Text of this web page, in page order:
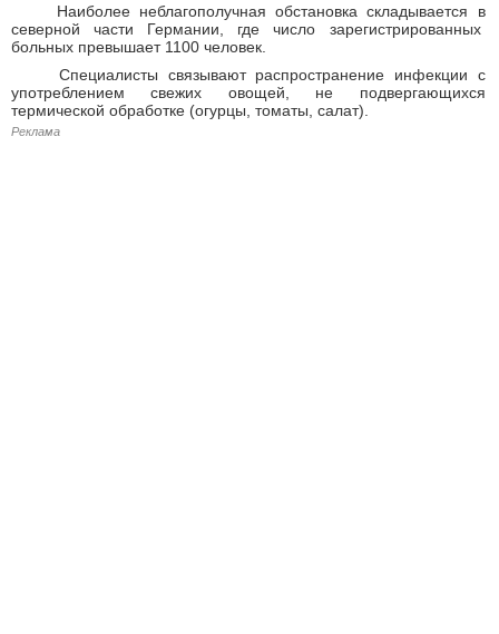
Наиболее неблагополучная обстановка складывается в
северной части Германии, где число зарегистрированных
больных превышает 1100 человек.
Специалисты связывают распространение инфекции с
употреблением свежих овощей, не подвергающихся
термической обработке (огурцы, томаты, салат).
Реклама